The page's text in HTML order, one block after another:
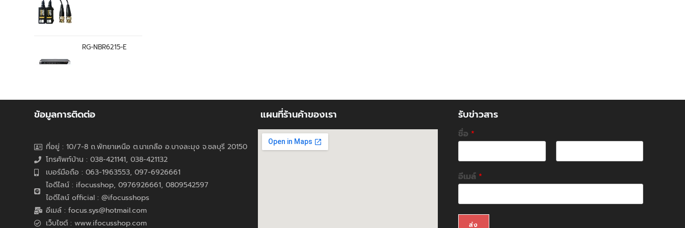
RG-NBR6215-E
ข้อมูลการติดต่อ
ที่อยู่ : 10/7-8 ถ.พัทยาเหนือ ต.นาเกลือ อ.บางละมุง จ.ชลบุรี 20150
โทรศัพท์บ้าน : 038-421141, 038-421132
เบอร์มือถือ : 063-1963553, 097-6926661
ไอดีไลน์ : ifocusshop, 0976926661, 0809542597
ไอดีไลน์ official : @ifocusshops
อีเมล์ : focus.sys@hotmail.com
เว็บไซต์ : www.ifocusshop.com
แผนที่ร้านค้าของเรา รับข่าวสาร
ชื่อ *
i
rอีเมล์ *
ส่ง